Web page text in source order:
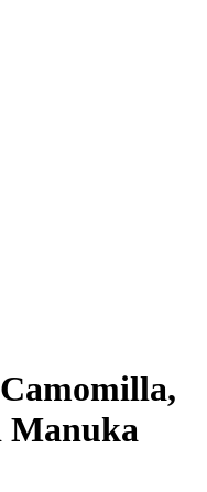
Manuka